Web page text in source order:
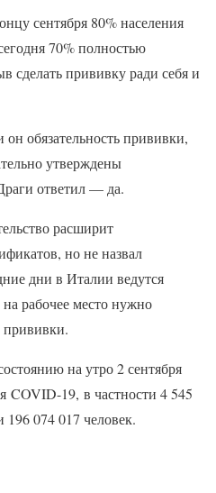
сентября 80% населения
70% полностью
сделать прививку ради себя и
обязательность прививки,
утверждены
ответил — да.
расширит
но не назвал
дни в Италии ведутся
рабочее место нужно
прививки.
на утро 2 сентября
COVID-19, в частности 4 545
196 074 017 человек.